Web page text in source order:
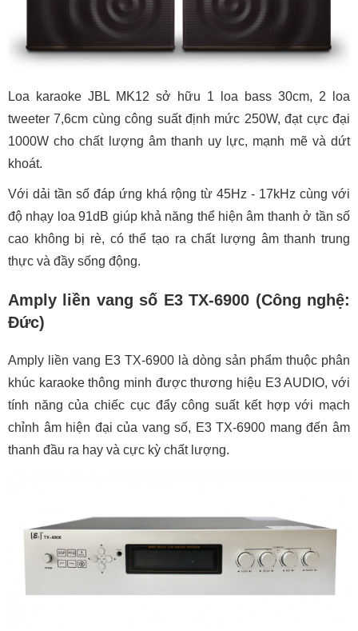
Loa karaoke JBL MK12 sở hữu 1 loa bass 30cm, 2 loa
tweeter 7,6cm cùng công suất định mức 250W, đạt cực đại
1000W cho chất lượng âm thanh uy lực, mạnh mẽ và dứt
khoát.
Với dải tần số đáp ứng khá rộng từ 45Hz - 17kHz cùng với
độ nhạy loa 91dB giúp khả năng thể hiện âm thanh ở tần số
cao không bị rè, có thể tạo ra chất lượng âm thanh trung
thực và đầy sống động.
Amply liền vang số E3 TX-6900 (Công nghệ:
Đức)
Amply liền vang E3 TX-6900 là dòng sản phẩm thuộc phân
khúc karaoke thông minh được thương hiệu E3 AUDIO, với
tính năng của chiếc cục đẩy công suất kết hợp với mạch
chỉnh âm hiện đại của vang số, E3 TX-6900 mang đến âm
thanh đầu ra hay và cực kỳ chất lượng.